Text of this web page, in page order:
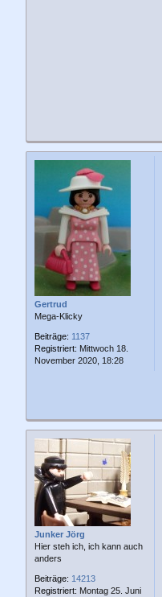
Gertrud
Mega-Klicky
Beiträge: 1137
Registriert: Mittwoch 18.
November 2020, 18:28
Junker Jörg
Hier steh ich, ich kann auch
anders
Beiträge: 14213
Registriert: Montag 25. Juni